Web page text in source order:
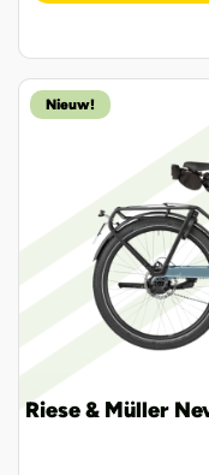
Riese & Müller
Nieuw!